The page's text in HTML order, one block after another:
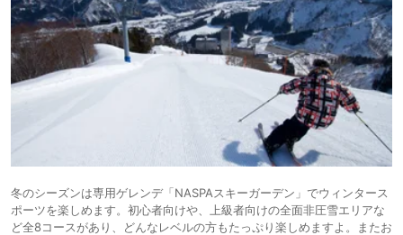
冬のシーズンは専用ゲレンデ「NASPAスキーガーデン」でウィンタース
ポーツを楽しめます。初心者向けや、上級者向けの全面非圧雪エリアな
ど全8コースがあり、どんなレベルの方もたっぷり楽しめますよ。またお